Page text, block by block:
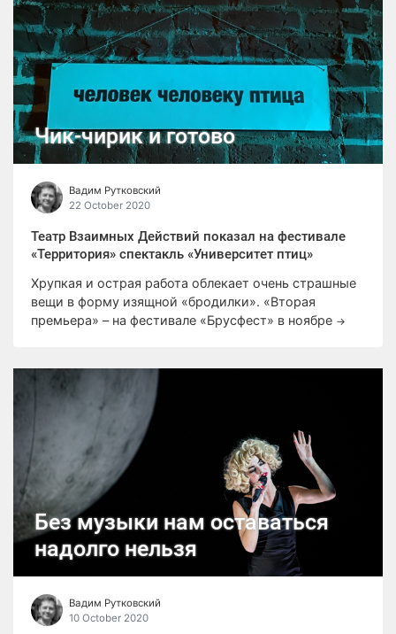
Чик-чирик и готово
Вадим Рутковский
22 October 2020
Театр Взаимных Действий показал на фестивале
«Территория» спектакль «Университет птиц»
Хрупкая и острая работа облекает очень страшные
вещи в форму изящной «бродилки». «Вторая
премьера» – на фестивале «Брусфест» в ноябре →
Без музыки нам оставаться
надолго нельзя
Вадим Рутковский
10 October 2020